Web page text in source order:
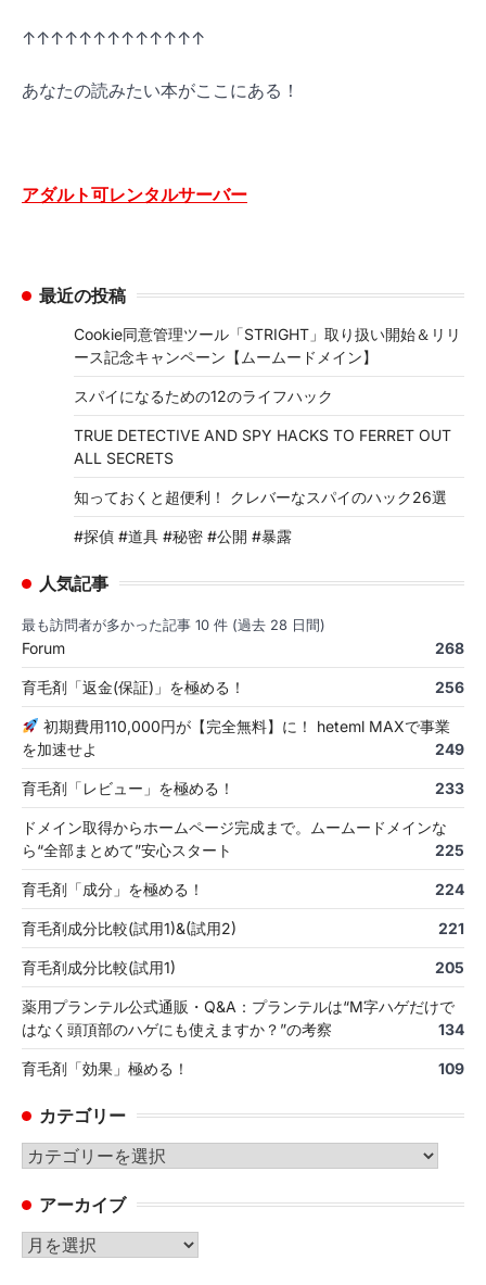
↑↑↑↑↑↑↑↑↑↑↑↑↑
あなたの読みたい本がここにある！
アダルト可レンタルサーバー
最近の投稿
Cookie同意管理ツール「STRIGHT」取り扱い開始＆リリ
ース記念キャンペーン【ムームードメイン】
スパイになるための12のライフハック
TRUE DETECTIVE AND SPY HACKS TO FERRET OUT
ALL SECRETS
知っておくと超便利！ クレバーなスパイのハック26選
#探偵 #道具 #秘密 #公開 #暴露
人気記事
最も訪問者が多かった記事 10 件 (過去 28 日間)
Forum 268
育毛剤「返金(保証)」を極める！ 256
初期費用110,000円が【完全無料】に！ heteml MAXで事業
を加速せよ
249
育毛剤「レビュー」を極める！ 233
ドメイン取得からホームページ完成まで。ムームードメインな
ら“全部まとめて”安心スタート
225
育毛剤「成分」を極める！ 224
育毛剤成分比較(試用1)&(試用2) 221
育毛剤成分比較(試用1) 205
薬用プランテル公式通販・Q&A：プランテルは“M字ハゲだけで
はなく頭頂部のハゲにも使えますか？”の考察
134
育毛剤「効果」極める！ 109
カテゴリー
カ
ゴ
リ
ー
アーカイブ
ア